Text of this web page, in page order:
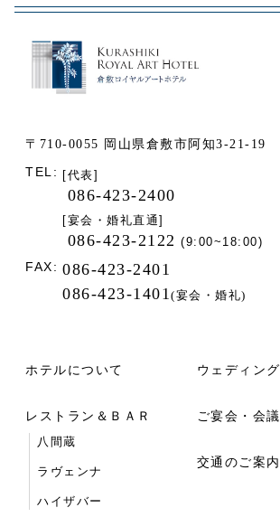
〒710-0055 岡山県倉敷市阿知3-21-19
TEL: [代表]
086-423-2400
[宴会・婚礼直通]
086-423-2122 (9:00~18:00)
FAX: 086-423-2401
086-423-1401 (宴会・婚礼)
ホテルについて
レストラン＆ＢＡＲ
八間蔵
ラヴェンナ
ハイザバー
ウェディング
ご宴会・会議
交通のご案内